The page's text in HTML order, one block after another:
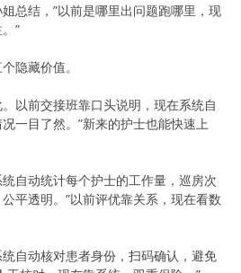
姐总结，”以前是哪里出问题跑哪里，现
”
隐藏价值。
以前交接班靠口头说明，现在系统自
一目了然。”新来的护士也能快速上
自动统计每个护士的工作量，巡房次
平透明。”以前评优靠关系，现在看数
自动核对患者身份，扫码确认，避免